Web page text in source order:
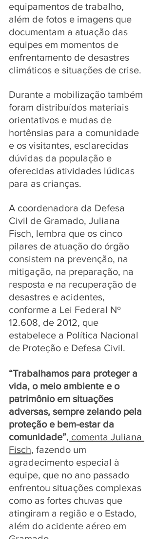
equipamentos de trabalho,
além de fotos e imagens que
documentam a atuação das
equipes em momentos de
enfrentamento de desastres
climáticos e situações de crise.
Durante a mobilização também
foram distribuídos materiais
orientativos e mudas de
hortênsias para a comunidade
e os visitantes, esclarecidas
dúvidas da população e
oferecidas atividades lúdicas
para as crianças.
A coordenadora da Defesa
Civil de Gramado, Juliana
Fisch, lembra que os cinco
pilares de atuação do órgão
consistem na prevenção, na
mitigação, na preparação, na
resposta e na recuperação de
desastres e acidentes,
conforme a Lei Federal Nº
12.608, de 2012, que
estabelece a Política Nacional
de Proteção e Defesa Civil.
“Trabalhamos para proteger a
vida, o meio ambiente e o
patrimônio em situações
adversas, sempre zelando pela
proteção e bem-estar da
comunidade”, comenta Juliana
Fisch, fazendo um
agradecimento especial à
equipe, que no ano passado
enfrentou situações complexas
como as fortes chuvas que
atingiram a região e o Estado,
além do acidente aéreo em